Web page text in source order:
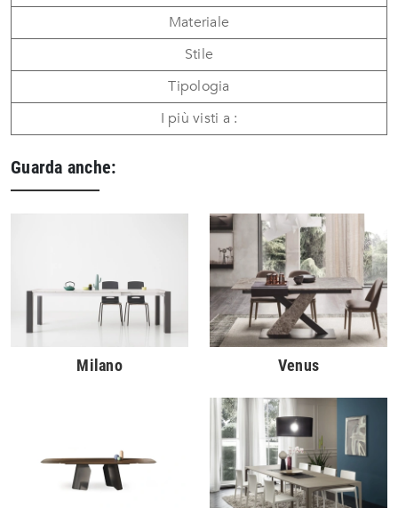
Materiale
Stile
Tipologia
I più visti a :
Guarda anche:
Milano Venus